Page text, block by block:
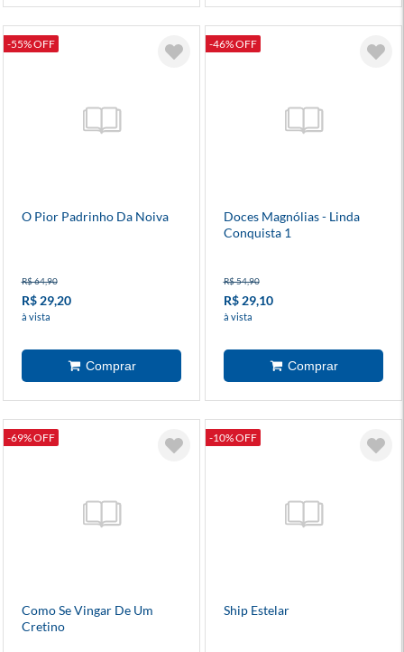
-55% OFF
O Pior Padrinho Da Noiva
R$ 64,90
R$ 29,20
à vista
-46% OFF
Doces Magnólias - Linda
Conquista 1
R$ 54,90
R$ 29,10
à vista
-69% OFF
Como Se Vingar De Um
Cretino
-10% OFF
Ship Estelar